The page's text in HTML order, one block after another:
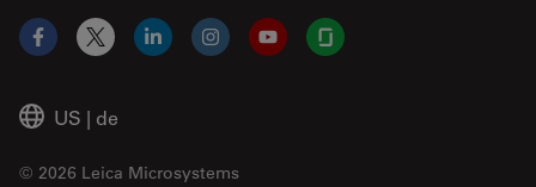
US | de
© 2026 Leica Microsystems
Facebook
X LinkedInInstagramYouTubeGlassdoor